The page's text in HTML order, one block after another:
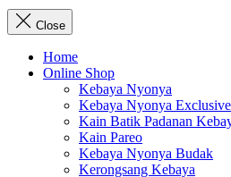
Close
Home
Online Shop
Kebaya Nyonya
Kebaya Nyonya Exclusive
Kain Batik Padanan
Kain Pareo
Kebaya Nyonya Budak
Kerongsang Kebaya